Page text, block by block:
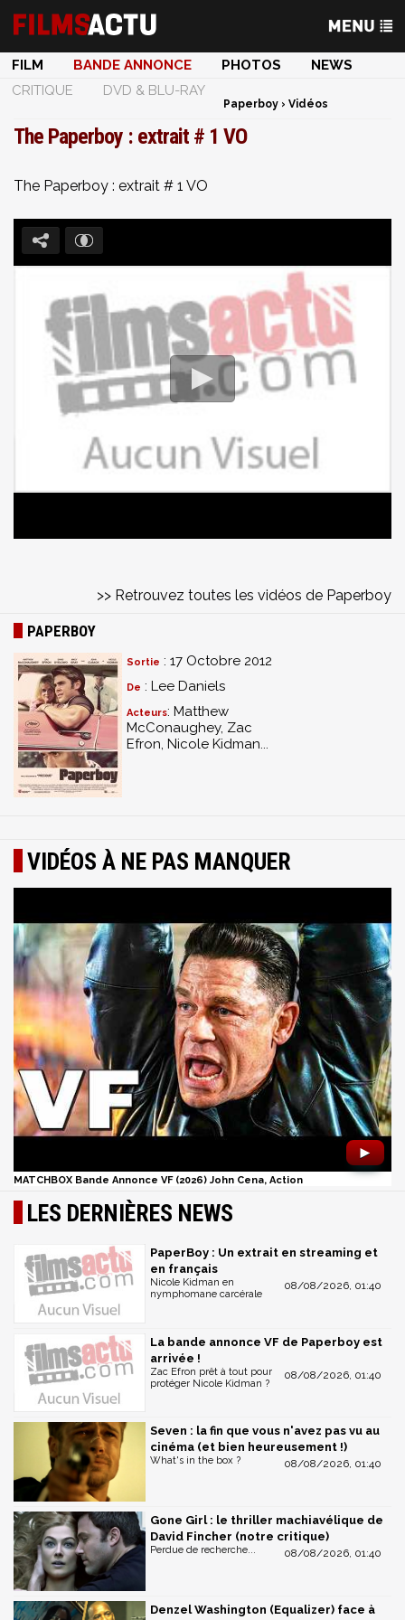
FILM BANDE ANNONCE PHOTOS
NEWS
CRITIQUE
DVD & BLU-RAY
Paperboy › Vidéos
The Paperboy : extrait # 1 VO
The Paperboy : extrait # 1 VO
>> Retrouvez toutes les vidéos de Paperboy
PAPERBOY
Sortie : 17 Octobre 2012
De : Lee Daniels
Acteurs: Matthew
McConaughey, Zac
Efron, Nicole Kidman...
VIDÉOS À NE PAS MANQUER
►
MATCHBOX Bande Annonce VF (2026) John Cena, Action
LES DERNIÈRES NEWS
PaperBoy : Un extrait en streaming et
en français
08/08/2026, 01:40
Nicole Kidman en
nymphomane carcérale
La bande annonce VF de Paperboy est
arrivée !
08/08/2026, 01:40
Zac Efron prêt à tout pour
protéger Nicole Kidman ?
Seven : la fin que vous n'avez pas vu au
cinéma (et bien heureusement !)
08/08/2026, 01:40
What's in the box ?
Gone Girl : le thriller machiavélique de
David Fincher (notre critique)
08/08/2026, 01:40
Perdue de recherche...
Denzel Washington (Equalizer) face à